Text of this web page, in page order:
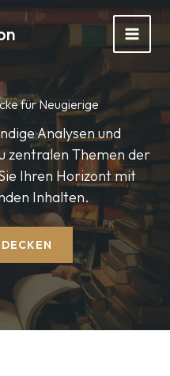
für Neugierige
Analysen und
zentralen Themen der
Ihren Horizont mit
Inhalten.